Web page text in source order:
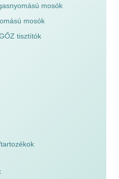
mosók
mosók
tisztítók